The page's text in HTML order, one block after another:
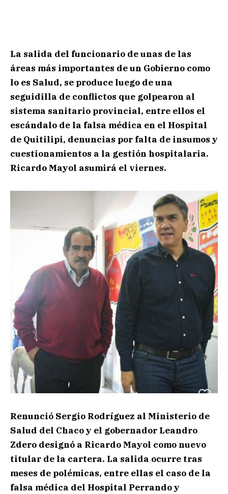
La salida del funcionario de unas de las
áreas más importantes de un Gobierno como
lo es Salud, se produce luego de una
seguidilla de conflictos que golpearon al
sistema sanitario provincial, entre ellos el
escándalo de la falsa médica en el Hospital
de Quitilipi, denuncias por falta de insumos y
cuestionamientos a la gestión hospitalaria.
Ricardo Mayol asumirá el viernes.
Renunció Sergio Rodríguez al Ministerio de
Salud del Chaco y el gobernador Leandro
Zdero designó a Ricardo Mayol como nuevo
titular de la cartera. La salida ocurre tras
meses de polémicas, entre ellas el caso de la
falsa médica del Hospital Perrando y